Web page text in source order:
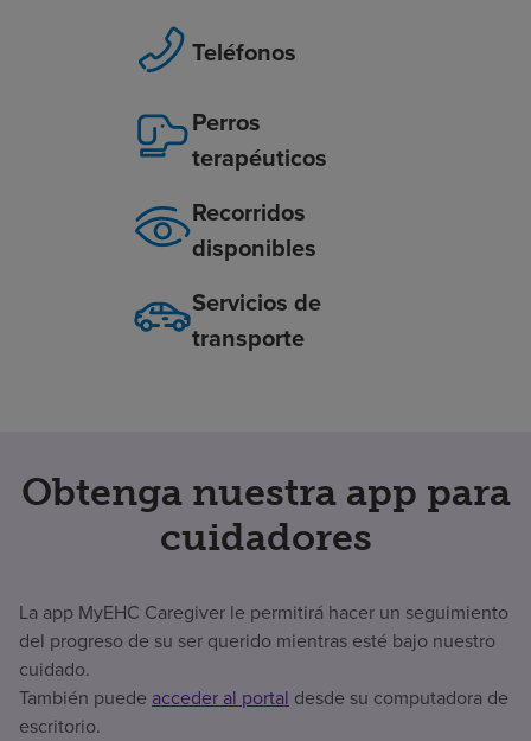
Teléfonos
Perros
terapéuticos
Recorridos
disponibles
Servicios de
transporte
Obtenga nuestra app para
cuidadores
La app MyEHC Caregiver le permitirá hacer un seguimiento
del progreso de su ser querido mientras esté bajo nuestro
cuidado.
También puede acceder al portal desde su computadora de
escritorio.